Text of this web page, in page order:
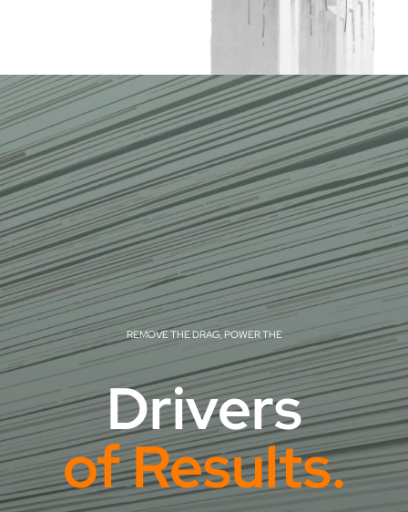
REMOVE THE DRAG, POWER THE
Drivers
of Results.